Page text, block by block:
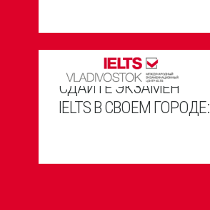
СДАЙТЕ ЭКЗАМЕН
IELTS В СВОЕМ ГОРОДЕ: